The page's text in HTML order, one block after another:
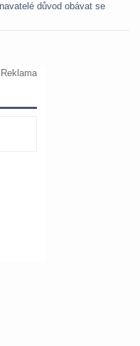
důvod obávat se